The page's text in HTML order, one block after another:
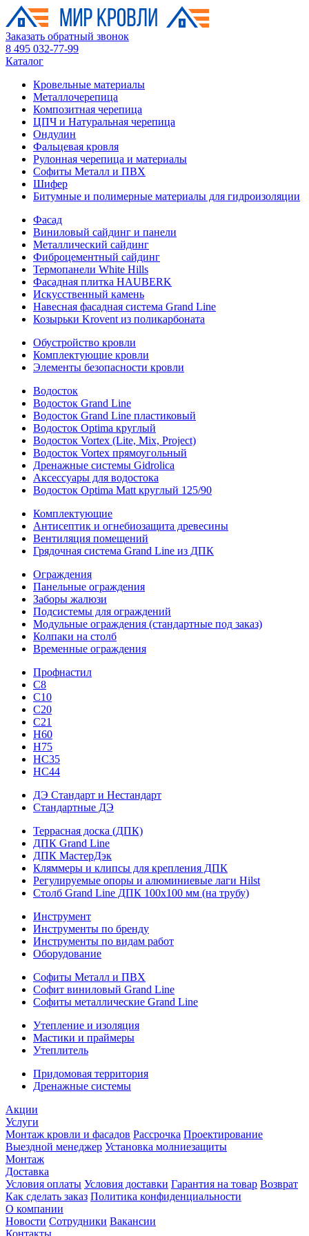
Заказать обратный звонок
8 495 032-77-99
Каталог
Кровельные материалы
Металлочерепица
Композитная черепица
ЦПЧ и Натуральная черепица
Ондулин
Фальцевая кровля
Рулонная черепица и материалы
Софиты Металл и ПВХ
Шифер
Битумные и полимерные материалы для гидроизоляции
Фасад
Виниловый сайдинг и панели
Металлический сайдинг
Фиброцементный сайдинг
Термопанели White Hills
Фасадная плитка HAUBERK
Искусственный камень
Навесная фасадная система Grand Line
Козырьки Krovent из поликарбоната
Обустройство кровли
Комплектующие кровли
Элементы безопасности кровли
Водосток
Водосток Grand Line
Водосток Grand Line пластиковый
Водосток Optima круглый
Водосток Vortex (Lite, Mix, Project)
Водосток Vortex прямоугольный
Дренажные системы Gidrolica
Аксессуары для водостока
Водосток Optima Matt круглый 125/90
Комплектующие
Антисептик и огнебиозащита древесины
Вентиляция помещений
Грядочная система Grand Line из ДПК
Ограждения
Панельные ограждения
Заборы жалюзи
Подсистемы для ограждений
Модульные ограждения (стандартные под заказ)
Колпаки на столб
Временные ограждения
Профнастил
С8
С10
С20
С21
H60
H75
HС35
НС44
ДЭ Стандарт и Нестандарт
Стандартные ДЭ
Террасная доска (ДПК)
ДПК Grand Line
ДПК МастерДэк
Кляммеры и клипсы для крепления ДПК
Регулируемые опоры и алюминиевые лаги Hilst
Столб Grand Line ДПК 100х100 мм (на трубу)
Инструмент
Инструменты по бренду
Инструменты по видам работ
Оборудование
Софиты Металл и ПВХ
Софит виниловый Grand Line
Софиты металлические Grand Line
Утепление и изоляция
Мастики и праймеры
Утеплитель
Придомовая территория
Дренажные системы
Акции
Услуги
Монтаж кровли и фасадов Рассрочка Проектирование
Выездной менеджер Установка молниезащиты
Монтаж
Доставка
Условия оплаты Условия доставки Гарантия на товар Возврат
Как сделать заказ Политика конфиденциальности
О компании
Новости Сотрудники Вакансии
Контакты